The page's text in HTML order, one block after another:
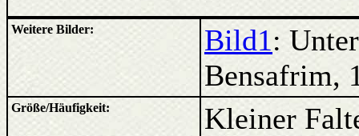
Weitere Bilder: Bild1:
Bensafrim,
Größe/Häufigkeit:
Kleiner